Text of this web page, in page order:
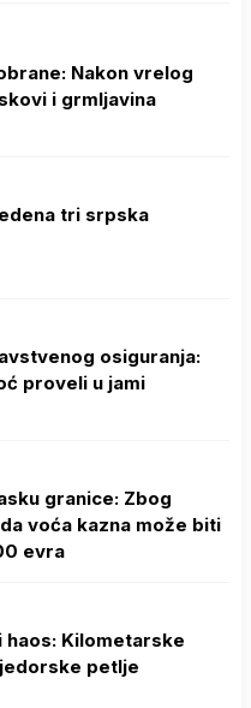
Nakon vrelog
i grmljavina
tri srpska
osiguranja:
proveli u jami
granice: Zbog
voća kazna može biti
evra
haos: Kilometarske
petlje